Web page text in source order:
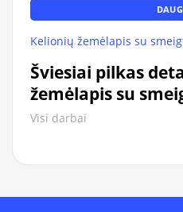
Kelionių žemėlapis su
Šviesiai pilkas
žemėlapis su
Visi darbai